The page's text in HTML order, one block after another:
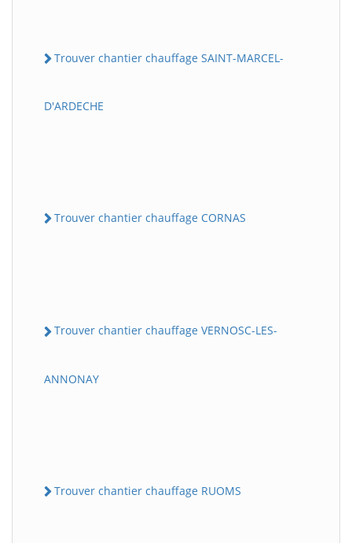
Trouver chantier chauffage SAINT-MARCEL-
D'ARDECHE
Trouver chantier chauffage CORNAS
Trouver chantier chauffage VERNOSC-LES-
ANNONAY
Trouver chantier chauffage RUOMS